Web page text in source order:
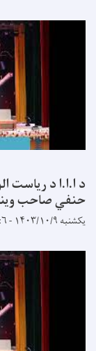
د ا.ا.ا د ریاست
حنفي صاحب
یکشنبه ۱۴۰۳/۱۰/۹ - ۱۶:۶